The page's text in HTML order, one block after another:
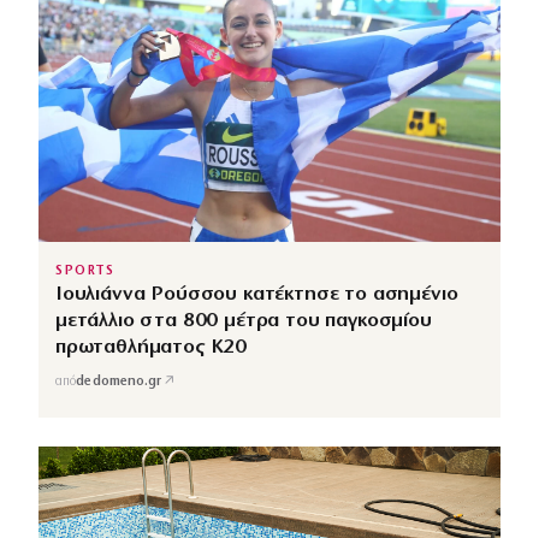
SPORTS
Ιουλιάννα Ρούσσου κατέκτησε το ασημένιο
μετάλλιο στα 800 μέτρα του παγκοσμίου
πρωταθλήματος Κ20
απόdedomeno.gr ↗